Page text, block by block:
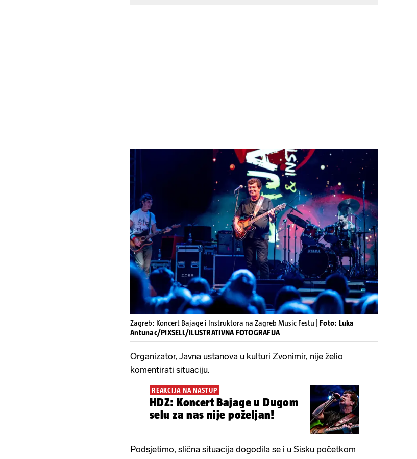
Zagreb: Koncert Bajage i Instruktora na Zagreb Music Festu | Foto: Luka
Antunac/PIXSELL/ILUSTRATIVNA FOTOGRAFIJA
Organizator, Javna ustanova u kulturi Zvonimir, nije želio
komentirati situaciju.
REAKCIJA NA NASTUP
HDZ: Koncert Bajage u Dugom
selu za nas nije poželjan!
Podsjetimo, slična situacija dogodila se i u Sisku početkom